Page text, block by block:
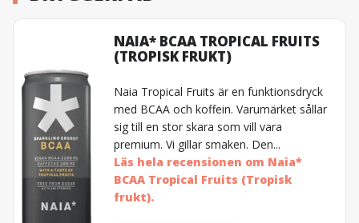
NAIA* BCAA TROPICAL FRUITS
(TROPISK FRUKT)
Naia Tropical Fruits är en funktionsdryck
med BCAA och koffein. Varumärket sållar
sig till en stor skara som vill vara
premium. Vi gillar smaken. Den...
Läs hela recensionen om Naia*
BCAA Tropical Fruits (Tropisk
frukt).